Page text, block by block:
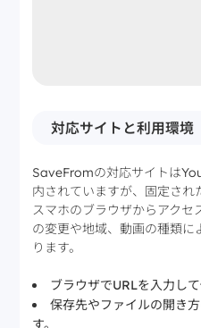
対応サイトと利用環境
SaveFromの対応サイトは
内されていますが、固定され
スマホのブラウザからアクセ
の変更や地域、動画の種類に
ります。
ブラウザでURLを入力し
保存先やファイルの開き
す。